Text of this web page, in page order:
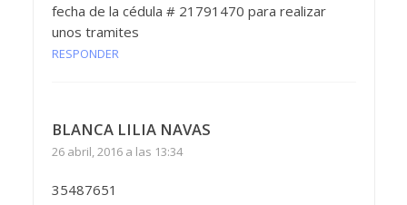
fecha de la cédula # 21791470 para realizar
unos tramites
RESPONDER
BLANCA LILIA NAVAS
26 abril, 2016 a las 13:34
35487651